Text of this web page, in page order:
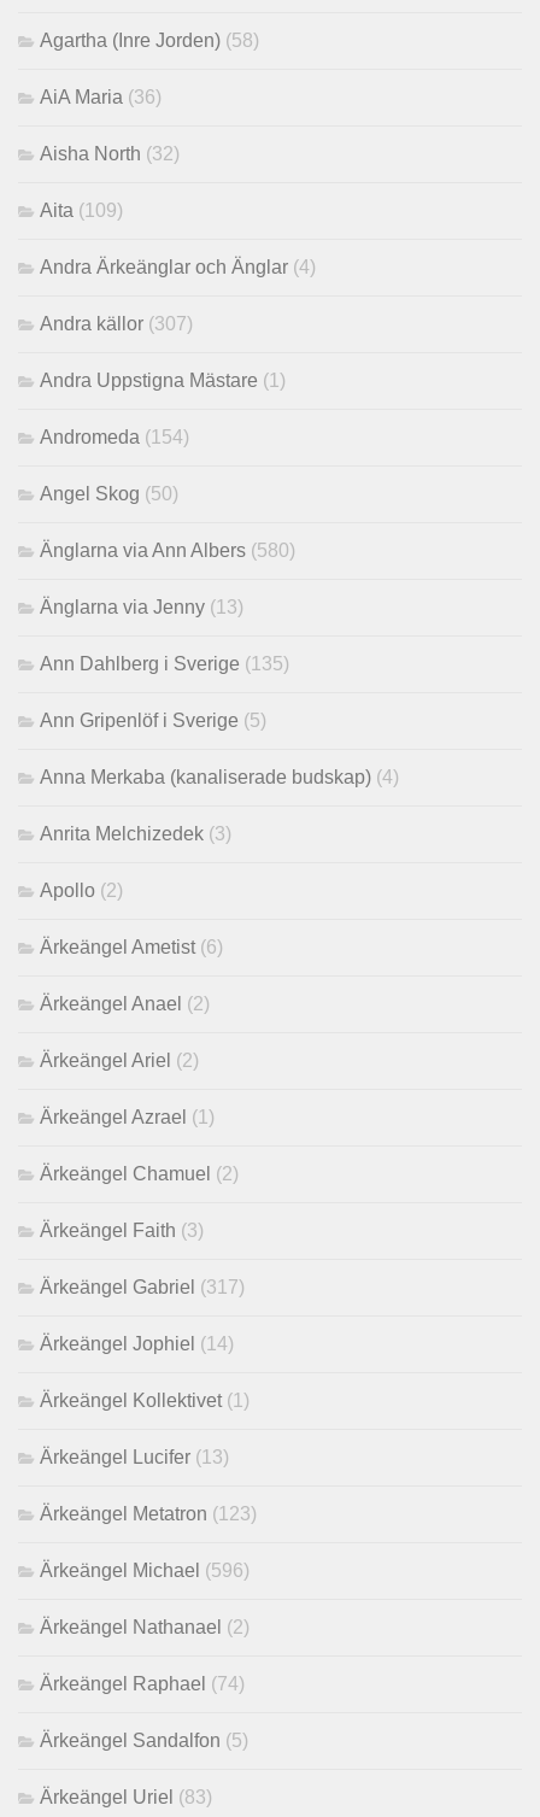
Agartha (Inre Jorden) (58)
AiA Maria (36)
Aisha North (32)
Aita (109)
Andra Ärkeänglar och Änglar (4)
Andra källor (307)
Andra Uppstigna Mästare (1)
Andromeda (154)
Angel Skog (50)
Änglarna via Ann Albers (580)
Änglarna via Jenny (13)
Ann Dahlberg i Sverige (135)
Ann Gripenlöf i Sverige (5)
Anna Merkaba (kanaliserade budskap) (4)
Anrita Melchizedek (3)
Apollo (2)
Ärkeängel Ametist (6)
Ärkeängel Anael (2)
Ärkeängel Ariel (2)
Ärkeängel Azrael (1)
Ärkeängel Chamuel (2)
Ärkeängel Faith (3)
Ärkeängel Gabriel (317)
Ärkeängel Jophiel (14)
Ärkeängel Kollektivet (1)
Ärkeängel Lucifer (13)
Ärkeängel Metatron (123)
Ärkeängel Michael (596)
Ärkeängel Nathanael (2)
Ärkeängel Raphael (74)
Ärkeängel Sandalfon (5)
Ärkeängel Uriel (83)